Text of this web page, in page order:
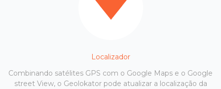
Localizador
Combinando satélites GPS com o Google Maps e o Google
street View, o Geolokator pode atualizar a localização da